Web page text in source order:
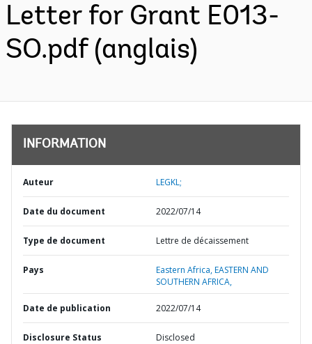
Letter for Grant E013-
SO.pdf (anglais)
INFORMATION
Auteur LEGKL;
Date du document 2022/07/14
Type de document Lettre de décaissement
Pays Eastern Africa,EASTERN AND
SOUTHERN AFRICA,
Date de publication 2022/07/14
Disclosure Status Disclosed